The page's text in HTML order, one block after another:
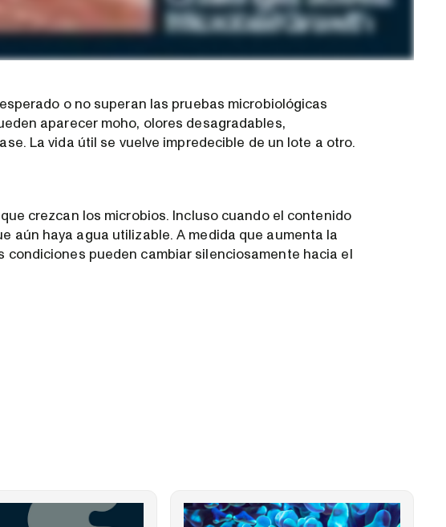
o no superan las pruebas microbiológicas
aparecer moho, olores desagradables,
La vida útil se vuelve impredecible de un lote a otro.
crezcan los microbios. Incluso cuando el contenido
aún haya agua utilizable. A medida que aumenta la
condiciones pueden cambiar silenciosamente hacia el